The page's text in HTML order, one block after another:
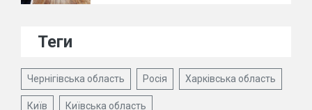
Теги
Чернігівська область Росія Харківська область
Київ Київська область